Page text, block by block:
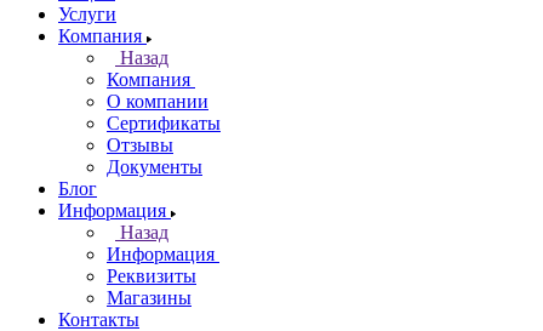
Услуги
Компания
Назад
Компания
О компании
Сертификаты
Отзывы
Документы
Блог
Информация
Назад
Информация
Реквизиты
Магазины
Контакты